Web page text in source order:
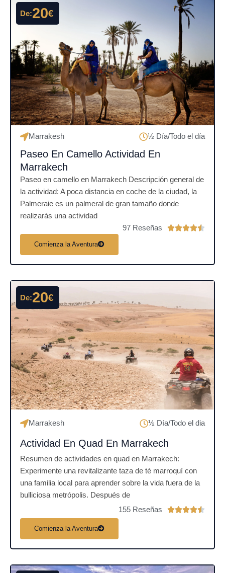
n
.
5
d
e
5
De:20€
Marrakesh ½ Día/Todo el día
Paseo En Camello Actividad En
Marrakech
Paseo en camello en Marrakech Descripción general de
la actividad: A poca distancia en coche de la ciudad, la
Palmeraie es un palmeral de gran tamaño donde
realizarás una actividad
97 Reseñas

o
o
c
n
.
5
d
e
Comienza la Aventura
De:20€
Marrakesh ½ Día/Todo el dia
Actividad En Quad En Marrakech
Resumen de actividades en quad en Marrakech:
Experimente una revitalizante taza de té marroquí con
una familia local para aprender sobre la vida fuera de la
bulliciosa metrópolis. Después de
155 Reseñas

Comienza la Aventura